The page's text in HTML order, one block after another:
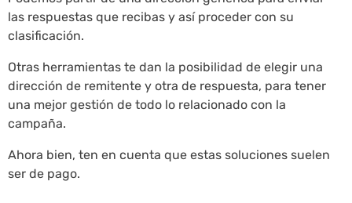
las respuestas que recibas y así proceder con su
clasificación.
Otras herramientas te dan la posibilidad de elegir una
dirección de remitente y otra de respuesta, para tener
una mejor gestión de todo lo relacionado con la
campaña.
Ahora bien, ten en cuenta que estas soluciones suelen
ser de pago.